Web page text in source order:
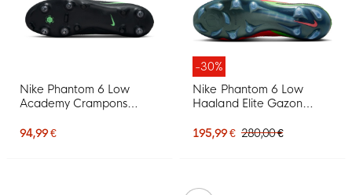
Nike Phantom 6 Low
Academy Crampons
(SG) Anti-Clog Noir Vert
94,99 €
-30%
Nike Phantom 6 Low
Haaland Elite Gazon
Foot (FG) Vert Vif Rouge
195,99 € 280,00 €